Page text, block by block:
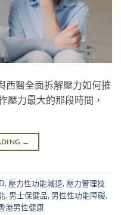
西醫全面拆解壓力如何摧
壓力最大的那段時間，
→
, 壓力性功能減退, 壓力管理技
, 男士保健品, 男性性功能障礙,
港男性健康